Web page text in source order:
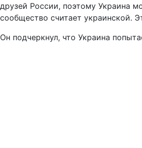
друзей России, поэтому Украина
сообщество считает украинской.
Он подчеркнул, что Украина